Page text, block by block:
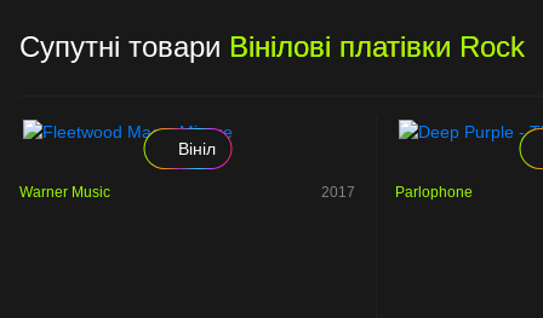
Супутні товари Вінілові платівки Rock
Вініл
Warner Music 2017 Parlophone